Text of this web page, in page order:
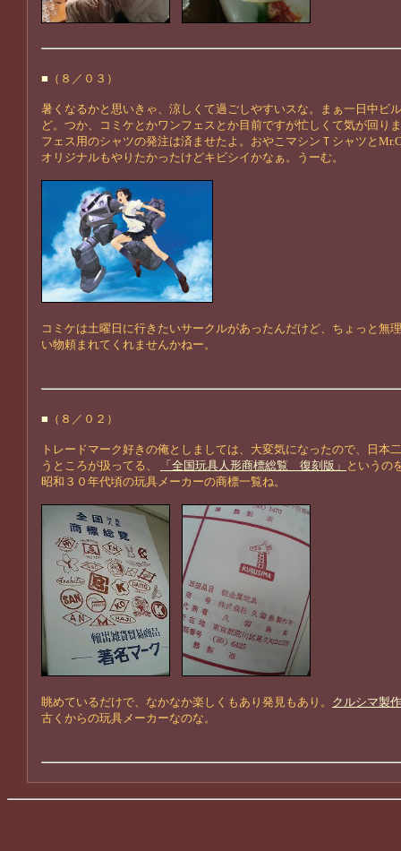
■ （８／０３）
暑くなるかと思いきゃ、涼しくて過ごしやすいスな。まぁ一日中ビ
ど。つか、コミケとかワンフェスとか目前ですが忙しくて気が回り
フェス用のシャツの発注は済ませたよ。おやこマシンＴシャツと
オリジナルもやりたかったけどキビシイかなぁ。うーむ。
コミケは土曜日に行きたいサークルがあったんだけど、ちょっと無
い物頼まれてくれませんかねー。
■ （８／０２）
トレードマーク好きの俺としましては、大変気になったので、日本
うところが扱ってる、
「全国玩具人形商標総覧 復刻版」 というの
昭和３０年代頃の玩具メーカーの商標一覧ね。
眺めているだけで、なかなか楽しくもあり発見もあり。 クルシマ製
古くからの玩具メーカーなのな。